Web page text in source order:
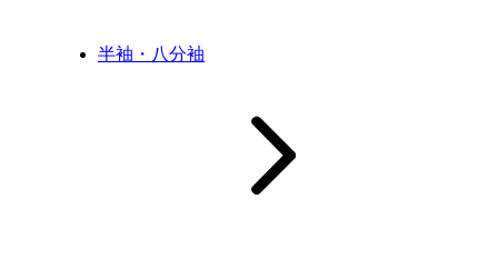
半袖・八分袖